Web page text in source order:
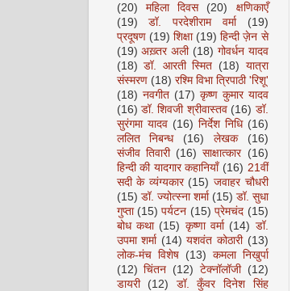
(20)
महिला दिवस (20)
क्षणिकाएँ
(19)
डॉ. परदेशीराम वर्मा
(19)
प्रदूषण (19) शिक्षा (19) हिन्दी ज़ेन से
(19) अख़्तर अली (18) गोवर्धन यादव
(18) डॉ. आरती स्मित (18) यात्रा
संस्मरण (18) रश्मि विभा त्रिपाठी 'रिशू'
(18) नवगीत (17) कृष्ण कुमार यादव
(16) डॉ. शिवजी श्रीवास्तव (16) डॉ.
सुरंगमा यादव (16) निर्देश निधि (16)
ललित निबन्ध
(16) लेखक
(16)
संजीव तिवारी (16) साक्षात्कार (16)
हिन्दी की यादगार कहानियाँ (16) 21वीं
सदी के व्यंग्यकार (15) जवाहर चौधरी
(15) डॉ. ज्योत्स्ना शर्मा (15) डॉ. सुधा
गुप्ता (15) पर्यटन (15) प्रेमचंद (15)
बोध कथा (15) कृष्णा वर्मा (14) डॉ.
उपमा शर्मा (14) यशवंत कोठारी (13)
लोक-मंच विशेष
(13) कमला निखुर्पा
(12) चिंतन (12) टेक्नॉलॉजी
(12)
डायरी
(12)
डॉ. कुँवर दिनेश सिंह